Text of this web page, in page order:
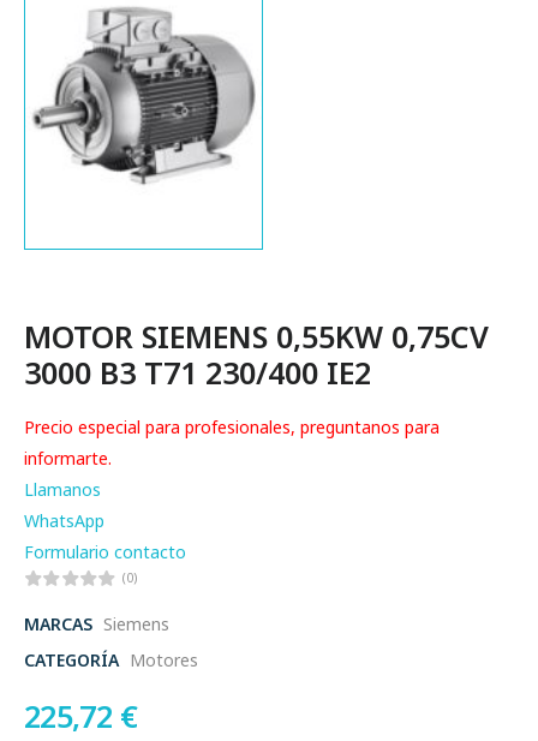
MOTOR SIEMENS 0,55KW 0,75CV
3000 B3 T71 230/400 IE2
Precio especial para profesionales, preguntanos para
informarte.
Llamanos
WhatsApp
Formulario contacto
(0)
MARCAS Siemens
CATEGORÍA Motores
225,72 €